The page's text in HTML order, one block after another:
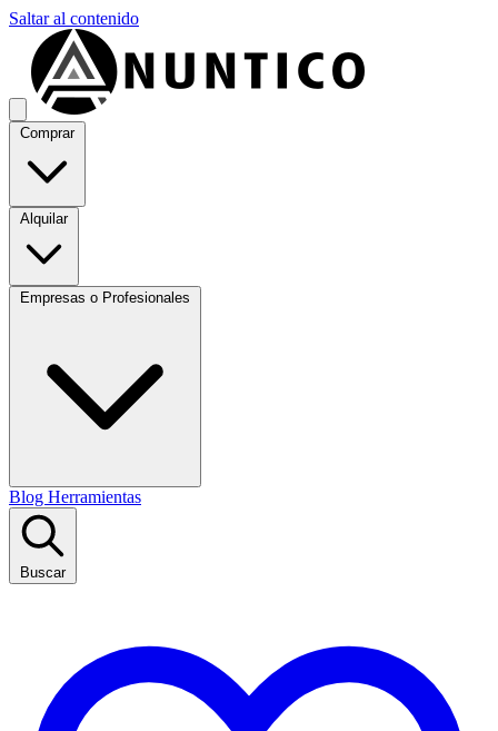
Saltar al contenido
Comprar
Alquilar
Empresas o Profesionales
Blog Herramientas
Buscar